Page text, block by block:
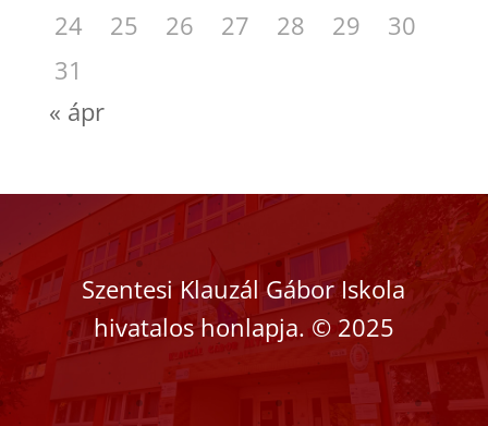
24
25 26 27 28 29
30
31
« ápr
Szentesi Klauzál Gábor Iskola
hivatalos honlapja. © 2025